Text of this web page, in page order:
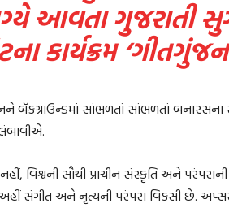
આવતા ગુજરાતી
કાર્યક્રમ
બૅકગ્રાઉન્ડમાં સાંભળતાં સાંભળતાં બનારસના
વિશ્વની સૌથી પ્રાચીન સંસ્કૃતિ અને
સંગીત અને નૃત્યની પરંપરા વિકસી છે.